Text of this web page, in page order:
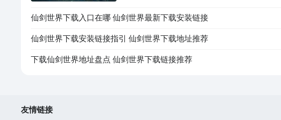
者是赵灵儿这样的经典角色，能在江湖探索
址》》》》》#仙剑...
仙剑世界下载入口在哪 仙剑世界最新下载安装链接
仙剑世界下载安装链接指引 仙剑世界下载地址推荐
下载仙剑世界地址盘点 仙剑世界下载链接推荐
友情链接